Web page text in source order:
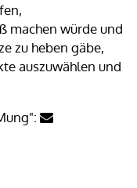
machen würde und
zu heben gäbe,
auszuwählen und